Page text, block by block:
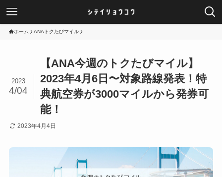
ホーム ANAトクたびマイル
【ANA今週のトクたびマイル】
2023年4月6日〜対象路線発表！特
典航空券が3000マイルから発券可
能！
2023
4/04
2023年4月4日